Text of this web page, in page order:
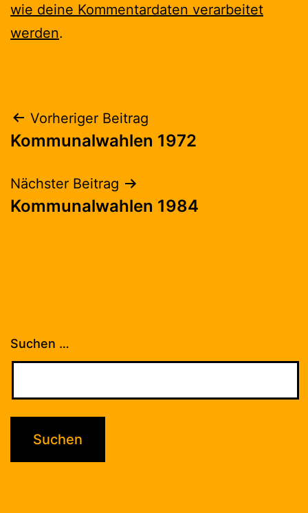
wie deine Kommentardaten verarbeitet
werden.
Beitragsnavigation
Vorheriger Beitrag
Kommunalwahlen 1972
Nächster Beitrag
Kommunalwahlen 1984
Suchen …